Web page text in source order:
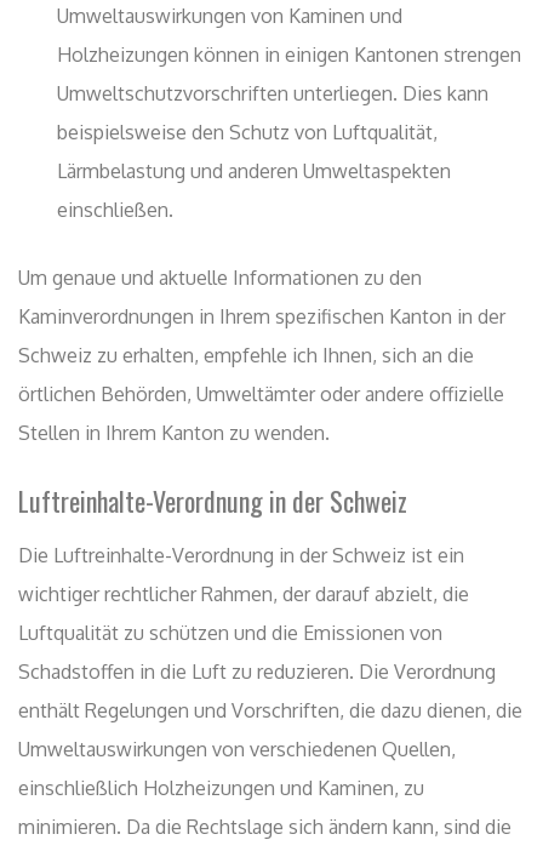
Umweltauswirkungen von Kaminen und
Holzheizungen können in einigen Kantonen strengen
Umweltschutzvorschriften unterliegen. Dies kann
beispielsweise den Schutz von Luftqualität,
Lärmbelastung und anderen Umweltaspekten
einschließen.
Um genaue und aktuelle Informationen zu den
Kaminverordnungen in Ihrem spezifischen Kanton in der
Schweiz zu erhalten, empfehle ich Ihnen, sich an die
örtlichen Behörden, Umweltämter oder andere offizielle
Stellen in Ihrem Kanton zu wenden.
Luftreinhalte-Verordnung in der Schweiz
Die Luftreinhalte-Verordnung in der Schweiz ist ein
wichtiger rechtlicher Rahmen, der darauf abzielt, die
Luftqualität zu schützen und die Emissionen von
Schadstoffen in die Luft zu reduzieren. Die Verordnung
enthält Regelungen und Vorschriften, die dazu dienen, die
Umweltauswirkungen von verschiedenen Quellen,
einschließlich Holzheizungen und Kaminen, zu
minimieren. Da die Rechtslage sich ändern kann, sind die